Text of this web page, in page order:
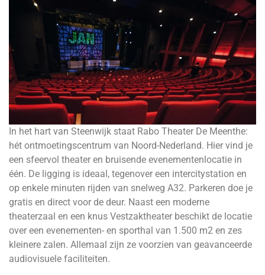
In het hart van Steenwijk staat Rabo Theater De Meenthe:
hét ontmoetingscentrum van Noord-Nederland. Hier vind je
een sfeervol theater en bruisende evenementenlocatie in
één. De ligging is ideaal, tegenover een intercitystation en
op enkele minuten rijden van snelweg A32. Parkeren doe je
gratis en direct voor de deur. Naast een moderne
theaterzaal en een knus Vestzaktheater beschikt de locatie
over een evenementen- en sporthal van 1.500 m2 en zes
kleinere zalen. Allemaal zijn ze voorzien van geavanceerde
audiovisuele faciliteiten.